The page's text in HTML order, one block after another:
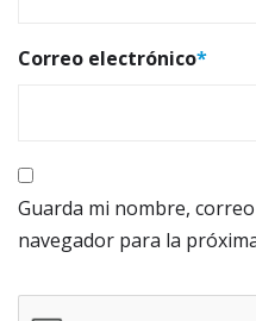
Correo electrónico*
Guarda mi nombre,
navegador para la